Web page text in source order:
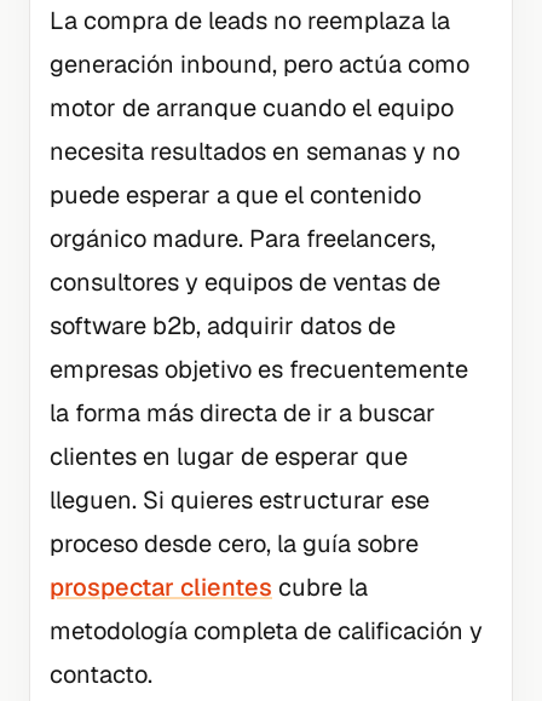
La compra de leads no reemplaza la
generación inbound, pero actúa como
motor de arranque cuando el equipo
necesita resultados en semanas y no
puede esperar a que el contenido
orgánico madure. Para freelancers,
consultores y equipos de ventas de
software b2b, adquirir datos de
empresas objetivo es frecuentemente
la forma más directa de ir a buscar
clientes en lugar de esperar que
lleguen. Si quieres estructurar ese
proceso desde cero, la guía sobre
prospectar clientes cubre la
metodología completa de calificación y
contacto.